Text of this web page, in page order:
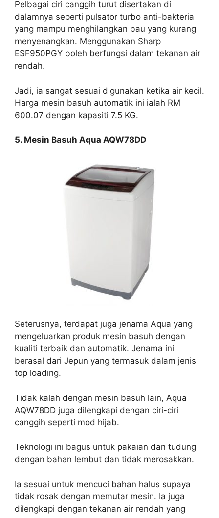
Pelbagai ciri canggih turut disertakan di
dalamnya seperti pulsator turbo anti-bakteria
yang mampu menghilangkan bau yang kurang
menyenangkan. Menggunakan Sharp
ESF950PGY boleh berfungsi dalam tekanan air
rendah.
Jadi, ia sangat sesuai digunakan ketika air kecil.
Harga mesin basuh automatik ini ialah RM
600.07 dengan kapasiti 7.5 KG.
5. Mesin Basuh Aqua AQW78DD
Seterusnya, terdapat juga jenama Aqua yang
mengeluarkan produk mesin basuh dengan
kualiti terbaik dan automatik. Jenama ini
berasal dari Jepun yang termasuk dalam jenis
top loading.
Tidak kalah dengan mesin basuh lain, Aqua
AQW78DD juga dilengkapi dengan ciri-ciri
canggih seperti mod hijab.
Teknologi ini bagus untuk pakaian dan tudung
dengan bahan lembut dan tidak merosakkan.
Ia sesuai untuk mencuci bahan halus supaya
tidak rosak dengan memutar mesin. Ia juga
dilengkapi dengan tekanan air rendah yang